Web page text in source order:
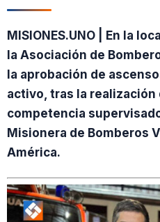
MISIONES.UNO | En la
la Asociación de
la aprobación de
activo, tras la realización
competencia
Misionera de Bomberos
América.